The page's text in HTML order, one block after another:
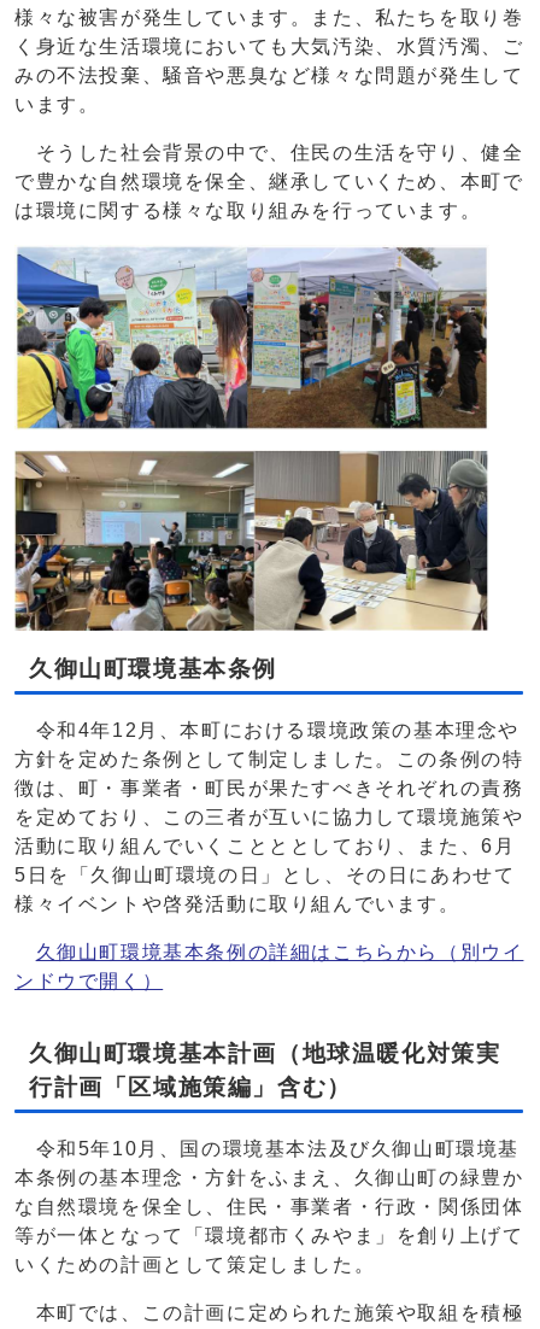
様々な被害が発生しています。また、私たちを取り巻
く身近な生活環境においても大気汚染、水質汚濁、ご
みの不法投棄、騒音や悪臭など様々な問題が発生して
います。
そうした社会背景の中で、住民の生活を守り、健全
で豊かな自然環境を保全、継承していくため、本町で
は環境に関する様々な取り組みを行っています。
久御山町環境基本条例
令和4年12月、本町における環境政策の基本理念や
方針を定めた条例として制定しました。この条例の特
徴は、町・事業者・町民が果たすべきそれぞれの責務
を定めており、この三者が互いに協力して環境施策や
活動に取り組んでいくことととしており、また、6月
5日を「久御山町環境の日」とし、その日にあわせて
様々イベントや啓発活動に取り組んでいます。
久御山町環境基本条例の詳細はこちらから
（別ウイ
ンドウで開く）
久御山町環境基本計画（地球温暖化対策実
行計画「区域施策編」含む）
令和5年10月、国の環境基本法及び久御山町環境基
本条例の基本理念・方針をふまえ、久御山町の緑豊か
な自然環境を保全し、住民・事業者・行政・関係団体
等が一体となって「環境都市くみやま」を創り上げて
いくための計画として策定しました。
本町では、この計画に定められた施策や取組を積極